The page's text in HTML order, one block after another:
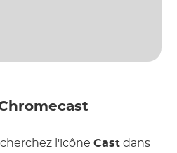
l'icôneCast dans